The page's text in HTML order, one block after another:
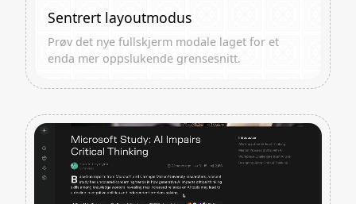
Sentrert layoutmodus
Prøv det nye fullskjerm modale laget for et
enda mer oppslukende grensesnitt.